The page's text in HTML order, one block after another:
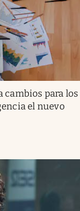
cambios para los
el nuevo